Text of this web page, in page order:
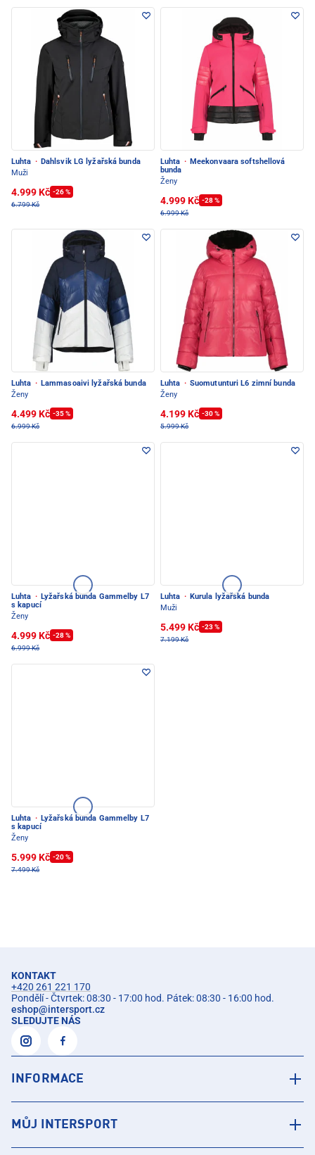
Luhta · Dahlsvik LG lyžařská bunda
Muži
4.999 Kč -26 %
6.799 Kč
Luhta · Meekonvaara softshellová
bunda
Ženy
4.999 Kč -28 %
6.999 Kč
Luhta · Lammasoaivi lyžařská bunda
Ženy
4.499 Kč -35 %
6.999 Kč
Luhta · Suomutunturi L6 zimní bunda
Ženy
4.199 Kč -30 %
5.999 Kč
Luhta · Lyžařská bunda Gammelby L7
s kapucí
Ženy
4.999 Kč -28 %
6.999 Kč
Luhta · Kurula lyžařská bunda
Muži
5.499 Kč -23 %
7.199 Kč
Luhta · Lyžařská bunda Gammelby L7
s kapucí
Ženy
5.999 Kč -20 %
7.499 Kč
KONTAKT
+420 261 221 170
Pondělí - Čtvrtek: 08:30 - 17:00 hod. Pátek: 08:30 - 16:00 hod.
eshop@intersport.cz
SLEDUJTE NÁS
INFORMACE
MŮJ INTERSPORT